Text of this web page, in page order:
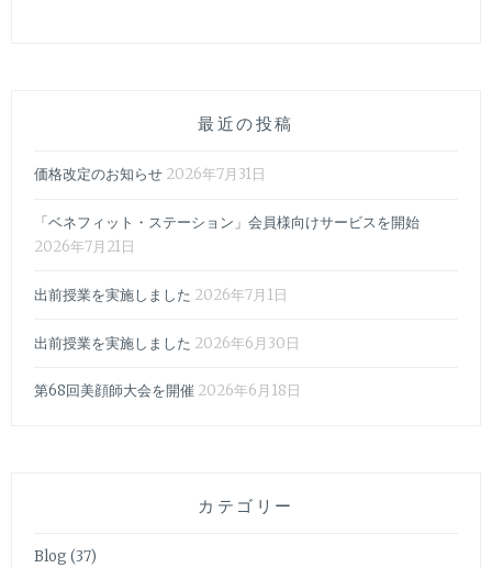
最近の投稿
価格改定のお知らせ 2026年7月31日
「ベネフィット・ステーション」会員様向けサービスを開始
2026年7月21日
出前授業を実施しました 2026年7月1日
出前授業を実施しました 2026年6月30日
第68回美顔師大会を開催 2026年6月18日
カテゴリー
Blog (37)